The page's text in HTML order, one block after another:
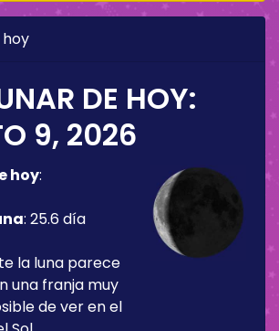
hoy
DE HOY:
9, 2026
hoy:
: 25.6 día
la luna parece
una franja muy
de ver en el